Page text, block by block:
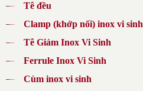
Tê đều
Clamp (khớp nối) inox vi sinh
Tê Giảm Inox Vi Sinh
Ferrule Inox Vi Sinh
Cùm inox vi sinh